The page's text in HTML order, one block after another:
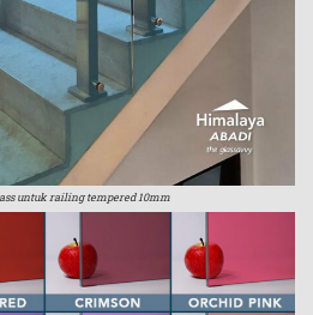
untuk railing tempered 10mm